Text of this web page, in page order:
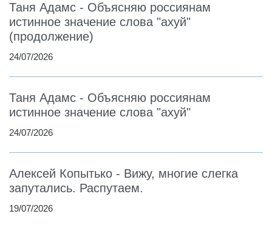
Таня Адамс - Объясняю россиянам
истинное значение слова "ахуй"
(продолжение)
24/07/2026
Таня Адамс - Объясняю россиянам
истинное значение слова "ахуй"
24/07/2026
Алексей Копытько - Вижу, многие слегка
запутались. Распутаем.
19/07/2026